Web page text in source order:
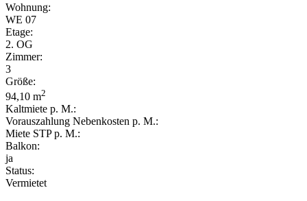
Wohnung:
WE 07
Etage:
2. OG
Zimmer:
3
Größe:
94,10 m2
Kaltmiete p. M.:
Vorauszahlung Nebenkosten p. M.:
Miete STP p. M.:
Balkon:
ja
Status:
Vermietet